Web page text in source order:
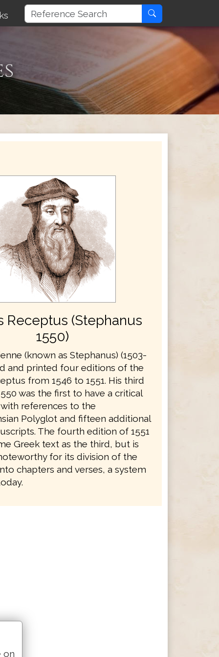
Receptus (Stephanus
1550)
(known as Stephanus) (1503-
and printed four editions of the
from 1546 to 1551. His third
was the first to have a critical
references to the
Polyglot and fifteen additional
The fourth edition of 1551
Greek text as the third, but is
for its division of the
chapters and verses, a system
on